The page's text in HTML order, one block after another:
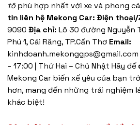
tô phù hợp nhất với xe và phong
tin liên hệ Mekong Car: Điện thoại/
9090 Địa chỉ: Lô 30 đường Nguyễn
Phú 1, Cái Răng, TP.Cần Thơ Email:
kinhdoanh.mekonggps@gmail.com
– 17:00 | Thứ Hai – Chủ Nhật Hãy để
Mekong Car biến xế yêu của bạn
hơn, mang đến những trải nghiệm
khác biệt!